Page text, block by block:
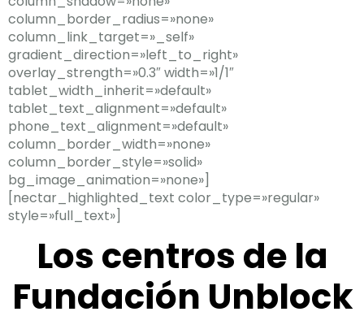
column_border_radius=»none»
column_link_target=»_self»
gradient_direction=»left_to_right»
overlay_strength=»0.3″ width=»1/1″
tablet_width_inherit=»default»
tablet_text_alignment=»default»
phone_text_alignment=»default»
column_border_width=»none»
column_border_style=»solid»
bg_image_animation=»none»]
[nectar_highlighted_text color_type=»regular»
style=»full_text»]
Los centros de la
Fundación Unblock